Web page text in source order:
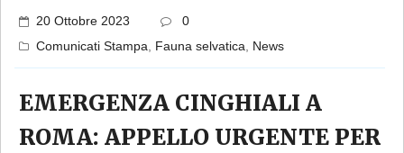
20 Ottobre 2023
0
Comunicati Stampa, Fauna selvatica, News
EMERGENZA CINGHIALI A
ROMA: APPELLO URGENTE PER